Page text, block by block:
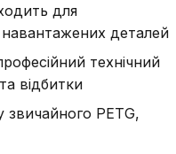
для
навантажених деталей
технічний
відбитки
звичайного PETG,